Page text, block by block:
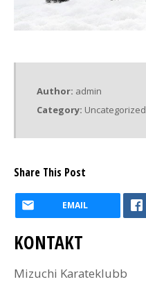
Author: admin
Category: Uncategorized
Share This Post
EMAIL
KONTAKT
Mizuchi Karateklubb